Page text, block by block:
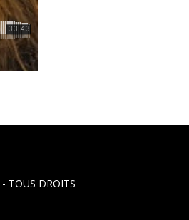
- TOUS DROITS